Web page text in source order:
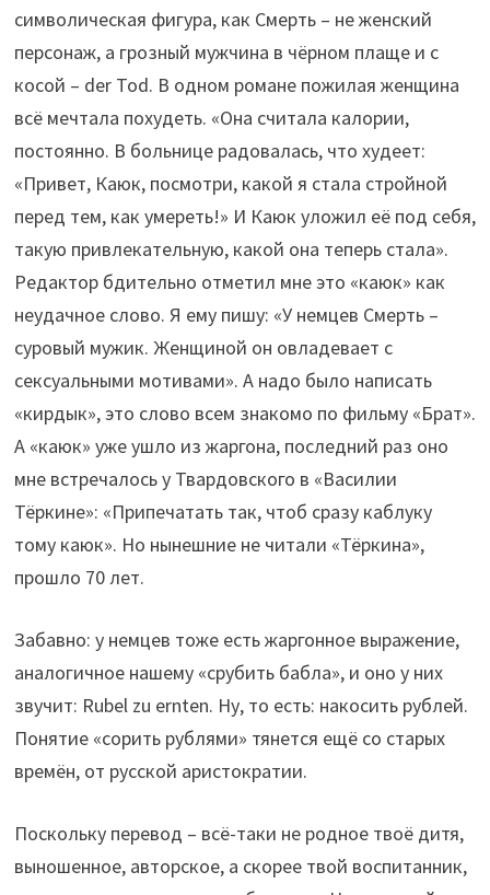
символическая фигура, как Смерть – не женский
персонаж, а грозный мужчина в чёрном плаще и с
косой – der Tod. В одном романе пожилая женщина
всё мечтала похудеть. «Она считала калории,
постоянно. В больнице радовалась, что худеет:
«Привет, Каюк, посмотри, какой я стала стройной
перед тем, как умереть!» И Каюк уложил её под себя,
такую привлекательную, какой она теперь стала».
Редактор бдительно отметил мне это «каюк» как
неудачное слово. Я ему пишу: «У немцев Смерть –
суровый мужик. Женщиной он овладевает с
сексуальными мотивами». А надо было написать
«кирдык», это слово всем знакомо по фильму «Брат».
А «каюк» уже ушло из жаргона, последний раз оно
мне встречалось у Твардовского в «Василии
Тёркине»: «Припечатать так, чтоб сразу каблуку
тому каюк». Но нынешние не читали «Тёркина»,
прошло 70 лет.
Забавно: у немцев тоже есть жаргонное выражение,
аналогичное нашему «срубить бабла», и оно у них
звучит: Rubel zu ernten. Ну, то есть: накосить рублей.
Понятие «сорить рублями» тянется ещё со старых
времён, от русской аристократии.
Поскольку перевод – всё-таки не родное твоё дитя,
выношенное, авторское, а скорее твой воспитанник,